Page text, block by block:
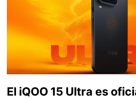
El iQOO 15 Ultra es